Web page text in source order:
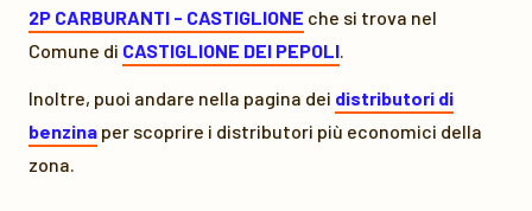
2P CARBURANTI - CASTIGLIONE che si trova nel
Comune di CASTIGLIONE DEI PEPOLI.
Inoltre, puoi andare nella pagina dei distributori di
benzina per scoprire i distributori più economici della
zona.